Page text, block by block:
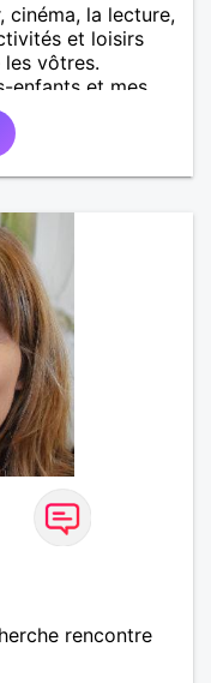
cinéma, la lecture,
et loisirs
vôtres.
enfants et mes
à l’école, pour le
être à l’écoute,
pour une
voyages et où
Je
Au plaisir de
rencontre